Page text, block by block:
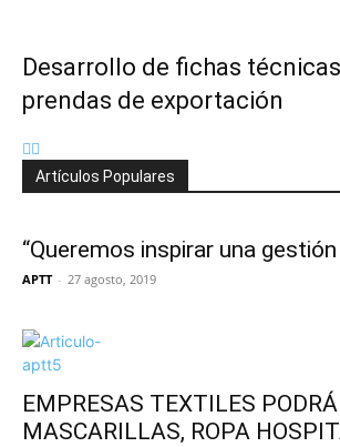
Desarrollo de fichas
prendas de exportación
Artículos Populares
“Queremos inspirar una
APTT - 27 agosto, 2019
EMPRESAS TEXTILES
MASCARILLAS, ROPA